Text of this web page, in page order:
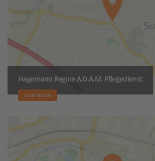
Hagemann Regine A.D.A.M. Pflegedienst
32257 BÜNDE